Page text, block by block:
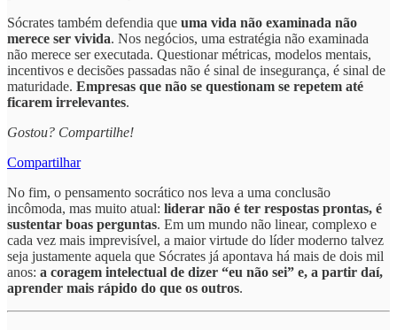
Sócrates também defendia que uma vida não examinada não
merece ser vivida. Nos negócios, uma estratégia não examinada
não merece ser executada. Questionar métricas, modelos mentais,
incentivos e decisões passadas não é sinal de insegurança, é sinal de
maturidade. Empresas que não se questionam se repetem até
ficarem irrelevantes.
Gostou? Compartilhe!
Compartilhar
No fim, o pensamento socrático nos leva a uma conclusão
incômoda, mas muito atual: liderar não é ter respostas prontas, é
sustentar boas perguntas. Em um mundo não linear, complexo e
cada vez mais imprevisível, a maior virtude do líder moderno talvez
seja justamente aquela que Sócrates já apontava há mais de dois mil
anos: a coragem intelectual de dizer “eu não sei” e, a partir daí,
aprender mais rápido do que os outros.